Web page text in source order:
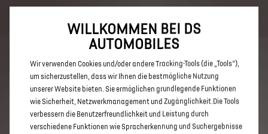
Hybride. Mehr erfahren >>
ENTDECKEN SIE ALLE DS 3 UND
DS 3 CROSSBACK IN DETMOLD
WILLKOMMEN BEI DS
AUTOMOBILES
Wir verwenden Cookies und/oder andere Tracking-Tools (die „Tools“),
um sicherzustellen, dass wir Ihnen die bestmögliche Nutzung
unserer Website bieten. Sie ermöglichen grundlegende Funktionen
wie Sicherheit, Netzwerkmanagement und Zugänglichkeit.Die Tools
verbessern die Benutzerfreundlichkeit und Leistung durch
verschiedene Funktionen wie Spracherkennung und Suchergebnisse